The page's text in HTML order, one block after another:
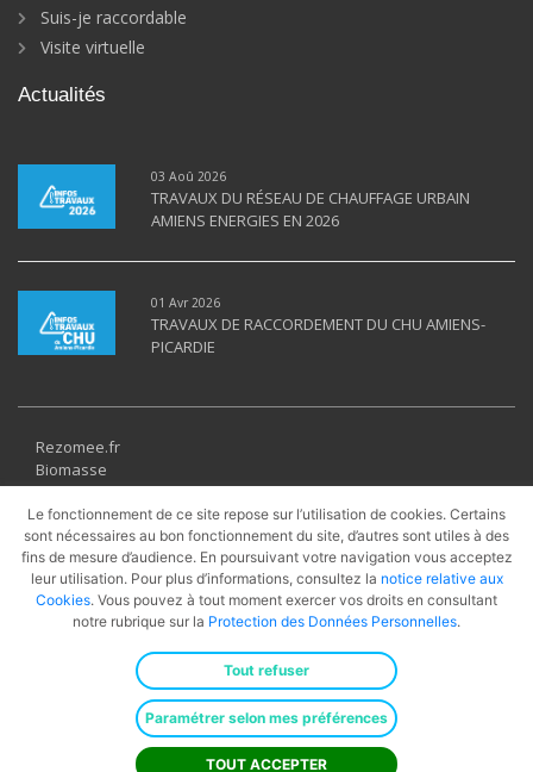
Suis-je raccordable
Visite virtuelle
Actualités
03 Aoû 2026
TRAVAUX DU RÉSEAU DE CHAUFFAGE URBAIN
AMIENS ENERGIES EN 2026
01 Avr 2026
TRAVAUX DE RACCORDEMENT DU CHU AMIENS-
PICARDIE
Rezomee.fr
Biomasse
Géothermie
Solaire thermique
Récupération
UVE
PAC
Cogénération
Gaz Naturel
Engie Solutions· Tous droits réservés ·
Mentions Légales·CGU·Accessibilité·Données
Cookies·Plan du site
Le fonctionnement de ce site repose sur l’utilisation de cookies. Certains
sont nécessaires au bon fonctionnement du site, d’autres sont utiles à des
fins de mesure d’audience. En poursuivant votre navigation vous acceptez
leur utilisation. Pour plus d’informations, consultez la notice relative aux
Cookies. Vous pouvez à tout moment exercer vos droits en consultant
notre rubrique sur la Protection des Données Personnelles.
Tout refuser
Paramétrer selon mes préférences
TOUT ACCEPTER